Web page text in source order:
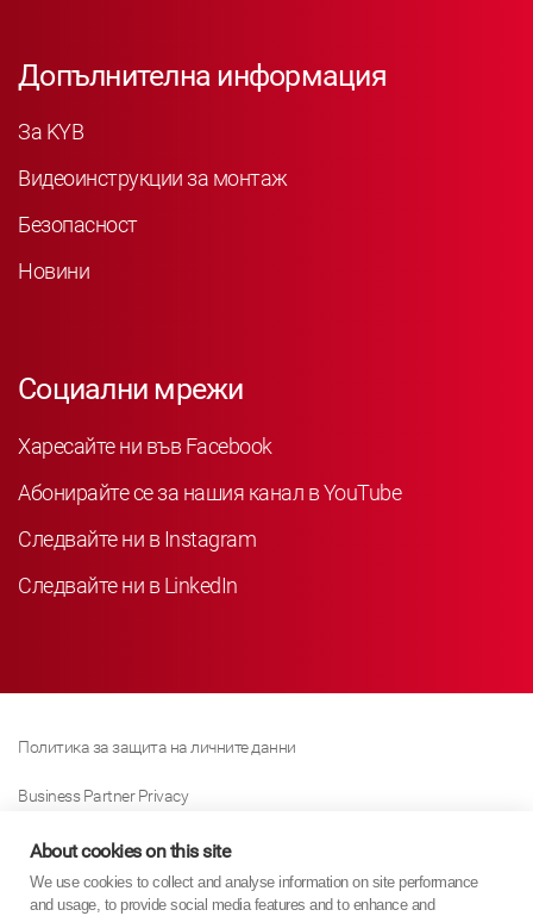
Допълнителна информация
За KYB
Видеоинструкции за монтаж
Безопасност
Новини
Социални мрежи
Харесайте ни във Facebook
Абонирайте се за нашия канал в YouTube
Следвайте ни в Instagram
Следвайте ни в LinkedIn
Политика за защита на личните данни
Business Partner Privacy
Политика за използване на „бисквитки“
Политика за закона за съвременното робство
About cookies on this site
We use cookies to collect and analyse information on site performance
and usage, to provide social media features and to enhance and